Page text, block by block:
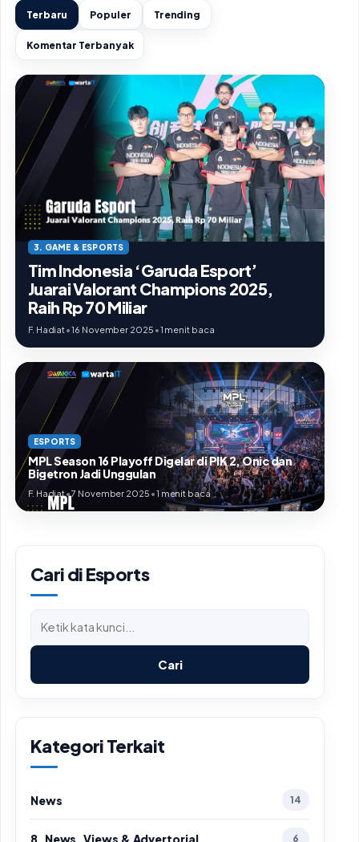
Terbaru Populer Trending
Komentar Terbanyak
3. GAME & ESPORTS
Tim Indonesia ‘Garuda Esport’
Juarai Valorant Champions 2025,
Raih Rp 70 Miliar
F. Hadiat•16 November 2025 •1 menit baca
ESPORTS
MPL Season 16 Playoff Digelar di PIK 2, Onic dan
Bigetron Jadi Unggulan
F. Hadiat•7 November 2025 •1 menit baca
Cari di Esports
Cari
Kategori Terkait
News 14
8. News, Views & Advertorial 6